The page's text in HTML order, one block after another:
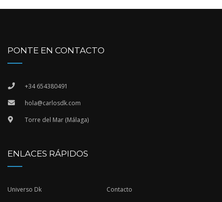
PONTE EN CONTACTO
+34 654380491
hola@carlosdk.com
Torre del Mar (Málaga)
ENLACES RÁPIDOS
Universo Dk Contacto